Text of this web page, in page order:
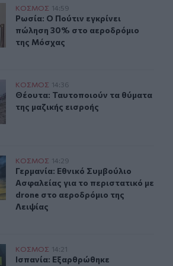
εγκρίνει πώληση 30% στο
ΚΟΣΜΟΣ 14:59
Ρωσία: Ο Πούτιν εγκρίνει πώληση
Ρωσία: Ο Πούτιν εγκρίνει
πώληση 30% στο αεροδρόμιο
της Μόσχας
τα θύματα της μαζικής εισροής
ΚΟΣΜΟΣ 14:36
Θέουτα: Ταυτοποιούν τα θύματα
Θέουτα: Ταυτοποιούν τα θύματα
της μαζικής εισροής
Συμβούλιο Ασφαλείας για το
ΚΟΣΜΟΣ 14:29
Γερμανία: Εθνικό Συμβούλιο
Γερμανία: Εθνικό Συμβούλιο
Ασφαλείας για το περιστατικό με
drone στο αεροδρόμιο της
Λειψίας
οργάνωση που διακινούσε
ΚΟΣΜΟΣ 14:21
Ισπανία: Εξαρθρώθηκε οργάνωση
Ισπανία: Εξαρθρώθηκε